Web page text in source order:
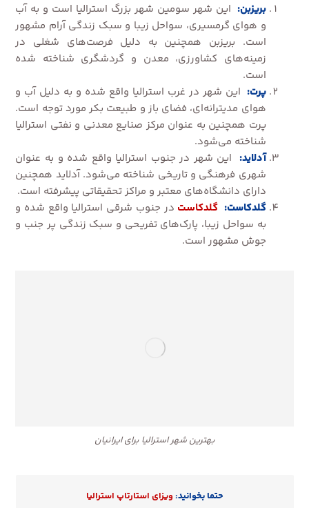
بریزبن: این شهر سومین شهر بزرگ استرالیا است و به آب
و هوای گرمسیری، سواحل زیبا و سبک زندگی آرام مشهور
است. بریزبن همچنین به دلیل فرصت‌های شغلی در
زمینه‌های کشاورزی، معدن و گردشگری شناخته شده
است.
پرت: این شهر در غرب استرالیا واقع شده و به دلیل آب و
هوای مدیترانه‌ای، فضای باز و طبیعت بکر مورد توجه است.
پرت همچنین به عنوان مرکز صنایع معدنی و نفتی استرالیا
شناخته می‌شود.
آدلاید: این شهر در جنوب استرالیا واقع شده و به عنوان
شهری فرهنگی و تاریخی شناخته می‌شود. آدلاید همچنین
دارای دانشگاه‌های معتبر و مراکز تحقیقاتی پیشرفته است.
گلدکاست: گلدکاست در جنوب شرقی استرالیا واقع شده و
به سواحل زیبا، پارک‌های تفریحی و سبک زندگی پر جنب و
جوش مشهور است.
بهترین شهر استرالیا برای ایرانیان
حتما بخوانید: ویزای استارتاپ استرالیا